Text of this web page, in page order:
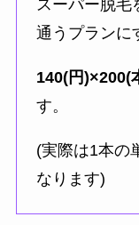
スーパー脱毛
通うプランに
140(円)×200(
す。
(実際は1本の
なります)